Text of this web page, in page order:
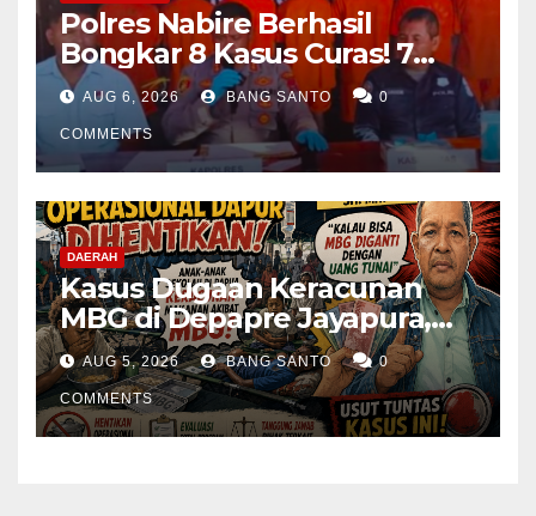
Polres Nabire Berhasil
Bongkar 8 Kasus Curas! 7
Pelaku Ditangkap, 62 Motor
Kembali Diamankan
AUG 6, 2026 BANG SANTO 0
COMMENTS
DAERAH
Kasus Dugaan Keracunan
MBG di Depapre Jayapura,
Aktivis Papua Minta
Operasional Dapur
Dihentikan & Evaluasi
Menyeluruh
AUG 5, 2026 BANG SANTO 0
COMMENTS